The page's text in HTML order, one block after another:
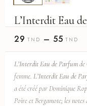
L’Interdit Eau
29 TND – 55 TND
L’Interdit Eau de Parfumde
femme. L’Interdit Eau de
a été créé par Dominique
Poire et Bergamote; les